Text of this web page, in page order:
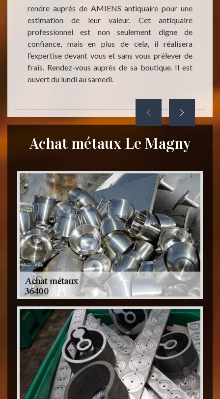
lui
rendre auprès de AMIENS antiquaire pour une
estimation de leur valeur. Cet antiquaire
professionnel est non seulement digne de
confiance, mais en plus de cela, il réalisera
l’expertise devant vous et sans vous prélever de
frais. Rendez-vous auprès de sa boutique. Il est
ouvert du lundi au samedi.
bien
du
Achat métaux Le Magny